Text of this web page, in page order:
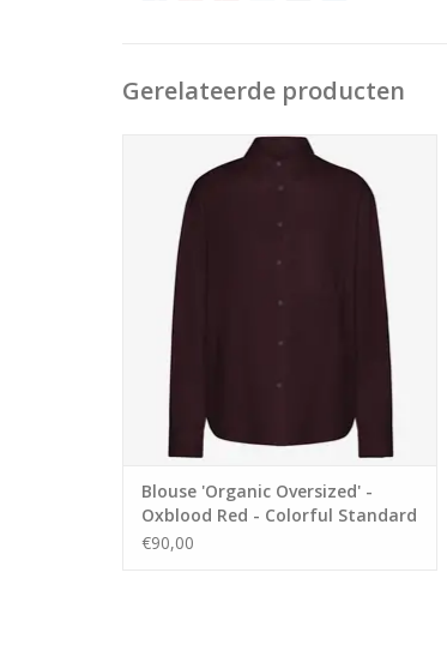
Gerelateerde producten
Oversized damesshirt in het kleur
Oxblood Red.
Het is een perfecte mix van elegantie, stijl
Samenstelling: 100% biologisch katoen.
Blouse 'Organic Oversized' -
Oxblood Red - Colorful Standard
€90,00